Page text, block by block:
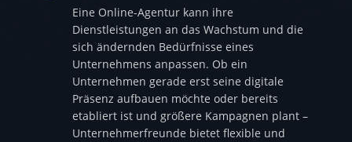
Eine Online-Agentur kann ihre
Dienstleistungen an das Wachstum und die
sich ändernden Bedürfnisse eines
Unternehmens anpassen. Ob ein
Unternehmen gerade erst seine digitale
Präsenz aufbauen möchte oder bereits
etabliert ist und größere Kampagnen plant –
Unternehmerfreunde bietet flexible und